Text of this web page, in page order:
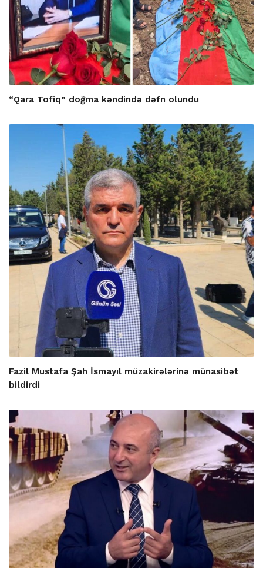
“Qara Tofiq” doğma kəndində dəfn olundu
Fazil Mustafa Şah İsmayıl müzakirələrinə münasibət
bildirdi